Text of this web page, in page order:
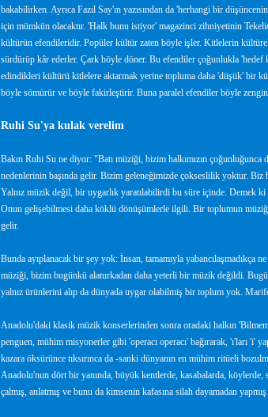
bakabilirken. Ayrıca Fazıl Say'ın yazısından da 'herhangi bir
için mümkün olacaktır. 'Halk bunu istiyor' magazinci zihniyetinin
kültürün efendileridir. Popüler kültür zaten böyle işler. Kitlelerin kültürel
sürdürüp kâr ederler. Çark böyle döner. Bu efendiler çoğunlukla 'hedef
edindikleri kültürü kitlelere aktarmak yerine topluma daha 'düşük' bir
böyle sömürür ve böyle fakirleştirir. Buna paralel efendiler böyle
Ruhi Su'ya kulak verelim
Bakın Ruhi Su ne diyor: "Batı müziği, bizim halkımızın
nedenlerinin başında gelir. Bizim geleneğimizde çokseslilik yoktur.
Yalnız müzik değil, bir uygarlık yaratılabilirdi bu süre içinde. Demek
Onun gelişebilmesi daha köklü dönüşümlerle ilgili. Bir toplumun
gelir.
Bunda ayıplanacak bir şey yok: İnsan, tamamıyla
müziği, bizim bugünkü alaturkadan daha yeterli bir müzik değildi.
yalnız ürünlerini alıp da dünyada uygar olabilmiş bir toplum yok.
Anadolu'daki klasik müzik konserlerinden sonra oradaki halkın
penguen, mühim misyonerler gibi 'operacı operacı' bağırarak, 'ı'ları
kazara öksürünce tıksırınca da -sanki dünyanın en mühim ritüeli
Anadolu'nun dört bir yanında, büyük kentlerde, kasabalarda,
çalmış, anlatmış ve bunu da kimsenin kafasına silah dayamadan